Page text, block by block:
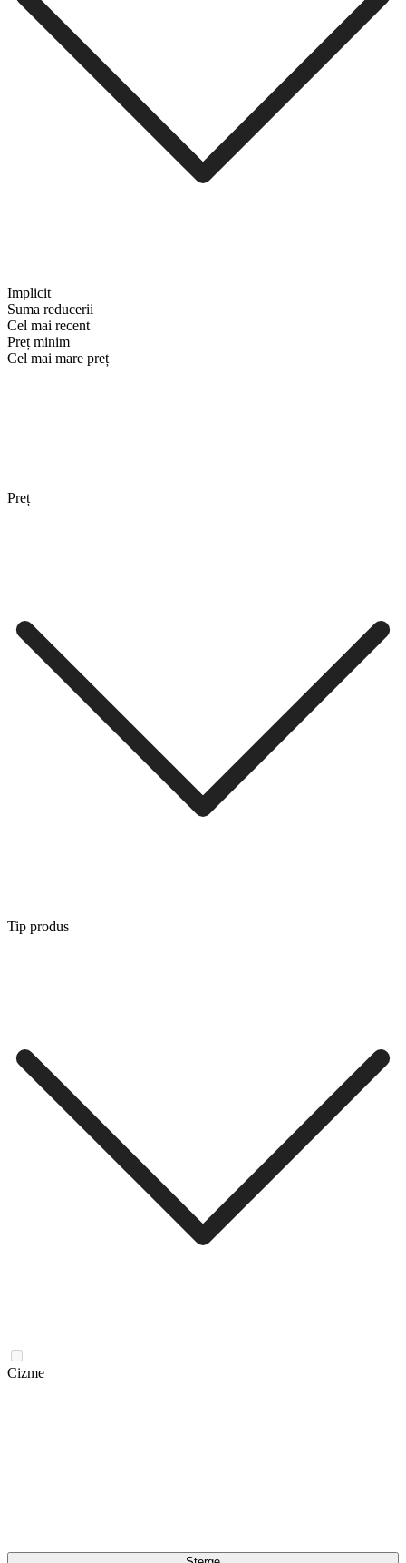
Implicit
Suma reducerii
Cel mai recent
Preț minim
Cel mai mare preț
Preț
Tip produs
Cizme